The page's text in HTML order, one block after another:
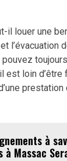
il louer une
et
pouvez
est loin
à
à Massac